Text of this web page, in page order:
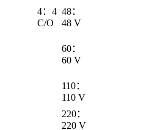
4：4
C/O
48：
48 V
60：
60 V
110：
110 V
220：
220 V